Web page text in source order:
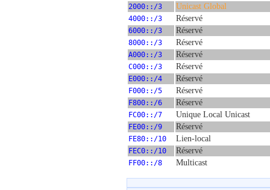
2000::/3
Unicast Global
4000::/3
Réservé
6000::/3
Réservé
8000::/3
Réservé
A000::/3
Réservé
C000::/3
Réservé
E000::/4
Réservé
F000::/5
Réservé
F800::/6
Réservé
FC00::/7
Unique Local Unicast
FE00::/9
Réservé
FE80::/10
Lien-local
FEC0::/10
Réservé
FF00::/8
Multicast